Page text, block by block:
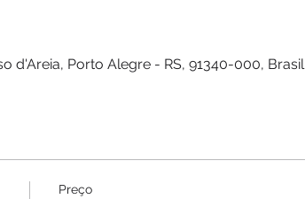
d'Areia, Porto Alegre - RS, 91340-000, Brasil
Preço